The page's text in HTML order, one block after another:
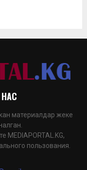
НАС
материалдар жеке
MEDIAPORTAL.KG,
пользования.